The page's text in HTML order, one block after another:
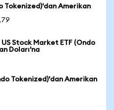
Tokenized)'dan Amerikan
Stock Market ETF (Ondo
Doları'na
Tokenized)'dan Amerikan